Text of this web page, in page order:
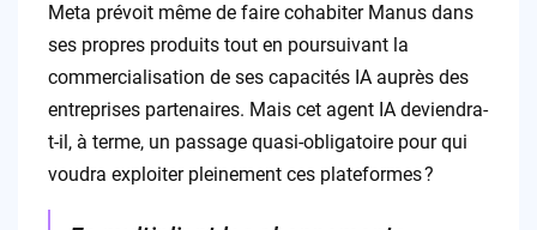
Meta prévoit même de faire cohabiter Manus dans
ses propres produits tout en poursuivant la
commercialisation de ses capacités IA auprès des
entreprises partenaires. Mais cet agent IA deviendra-
t-il, à terme, un passage quasi-obligatoire pour qui
voudra exploiter pleinement ces plateformes ?